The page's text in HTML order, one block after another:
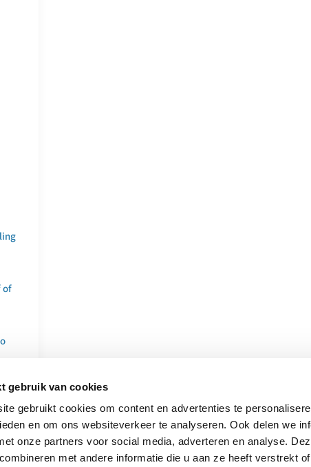
gebruik van cookies
gebruikt cookies om content en advertenties te
en om ons websiteverkeer te analyseren. Ook delen we
onze partners voor social media, adverteren en analyse.
met andere informatie die u aan ze heeft verstrekt
of